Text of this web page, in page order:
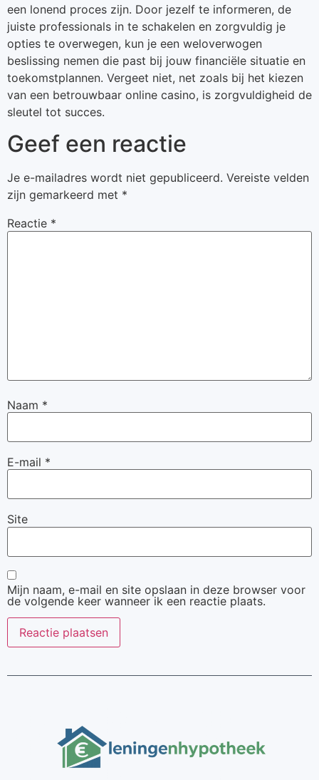
een lonend proces zijn. Door jezelf te informeren, de
juiste professionals in te schakelen en zorgvuldig je
opties te overwegen, kun je een weloverwogen
beslissing nemen die past bij jouw financiële situatie en
toekomstplannen. Vergeet niet, net zoals bij het kiezen
van een betrouwbaar online casino, is zorgvuldigheid de
sleutel tot succes.
Geef een reactie
Je e-mailadres wordt niet gepubliceerd. Vereiste velden
zijn gemarkeerd met *
Reactie *
Naam *
E-mail *
Site
Mijn naam, e-mail en site opslaan in deze browser voor
de volgende keer wanneer ik een reactie plaats.